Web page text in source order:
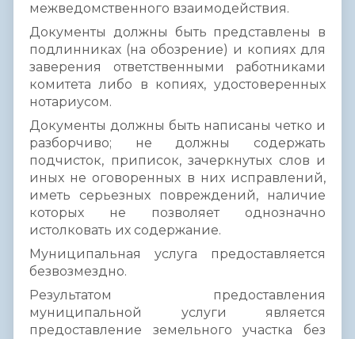
межведомственного взаимодействия.
Документы должны быть представлены в
подлинниках (на обозрение) и копиях для
заверения ответственными работниками
комитета либо в копиях, удостоверенных
нотариусом.
Документы должны быть написаны четко и
разборчиво; не должны содержать
подчисток, приписок, зачеркнутых слов и
иных не оговоренных в них исправлений,
иметь серьезных повреждений, наличие
которых не позволяет однозначно
истолковать их содержание.
Муниципальная услуга предоставляется
безвозмездно.
Результатом предоставления
муниципальной услуги является
предоставление земельного участка без